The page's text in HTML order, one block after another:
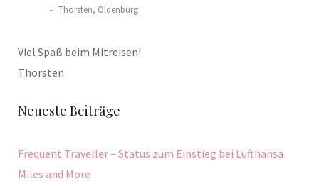
Thorsten, Oldenburg
Viel Spaß beim Mitreisen!
Thorsten
Neueste Beiträge
Frequent Traveller – Status zum Einstieg bei Lufthansa
Miles and More